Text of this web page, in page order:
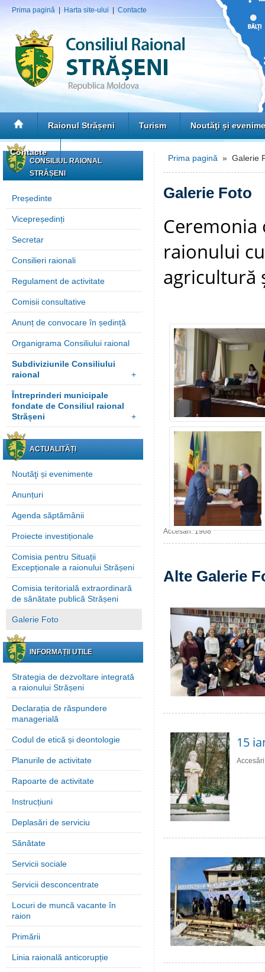
Prima pagină Harta site-ului Contacte
Raionul Strășeni Turism Noutăţi și
Contacte
CONSILIUL RAIONAL
STRĂȘENI
Președinte
Vicepreședinți
Secretar
Consilieri raionali
Regulament de activitate
Comisii consultative
Anunț de convocare în ședință
Organigrama Consiliului raional
Subdiviziunile Consiliului
raional
+
Întreprinderi municipale
fondate de Consiliul raional
Strășeni
+
ACTUALITĂȚI
Noutăţi și evenimente
Anunțuri
Agenda săptămânii
Proiecte investiționale
Comisia pentru Situații
Excepționale a raionului Strășeni
Comisia teritorială extraordinară
de sănătate publică Strășeni
Galerie Foto
INFORMAȚII UTILE
Strategia de dezvoltare integrată
a raionului Strășeni
Declarația de răspundere
managerială
Codul de etică și deontologie
Planurile de activitate
Rapoarte de activitate
Instrucțiuni
Deplasări de serviciu
Sănătate
Servicii sociale
Servicii desconcentrate
Locuri de muncă vacante în
raion
Primării
Linia raională anticorupție
Prima pagină » Galerie
Galerie Foto
raionului
agricultură
Accesări: 1968
Alte Galerie
15